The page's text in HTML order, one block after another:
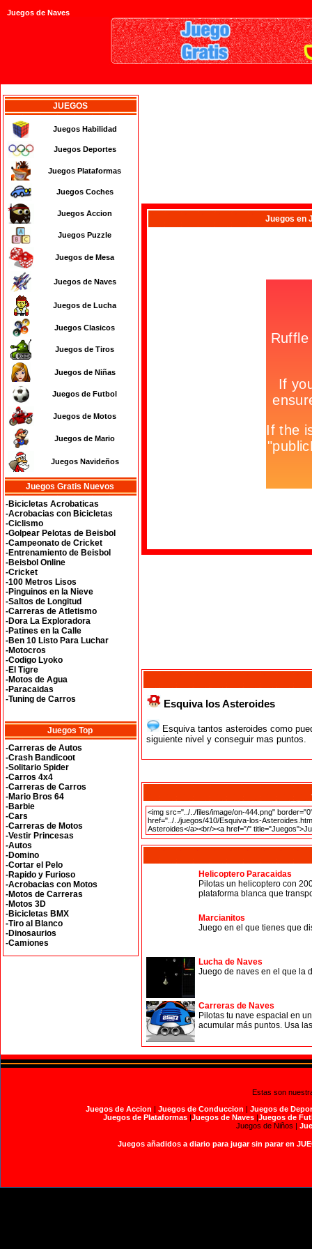
Juegos de Naves
JUEGOS
Juegos Habilidad
Juegos Deportes
Juegos Plataformas
Juegos Coches
Juegos Accion
Juegos Puzzle
Juegos de Mesa
Juegos de Naves
Juegos de Lucha
Juegos Clasicos
Juegos de Tiros
Juegos de Niñas
Juegos de Futbol
Juegos de Motos
Juegos de Mario
Juegos Navideños
Juegos Gratis Nuevos
-Bicicletas Acrobaticas
-Acrobacias con Bicicletas
-Ciclismo
-Golpear Pelotas de Beisbol
-Campeonato de Cricket
-Entrenamiento de Beisbol
-Beisbol Online
-Cricket
-100 Metros Lisos
-Pinguinos en la Nieve
-Saltos de Longitud
-Carreras de Atletismo
-Dora La Exploradora
-Patines en la Calle
-Ben 10 Listo Para Luchar
-Motocros
-Codigo Lyoko
-El Tigre
-Motos de Agua
-Paracaidas
-Tuning de Carros
Juegos Top
-Carreras de Autos
-Crash Bandicoot
-Solitario Spider
-Carros 4x4
-Carreras de Carros
-Mario Bros 64
-Barbie
-Cars
-Carreras de Motos
-Vestir Princesas
-Autos
-Domino
-Cortar el Pelo
-Rapido y Furioso
-Acrobacias con Motos
-Motos de Carreras
-Motos 3D
-Bicicletas BMX
-Tiro al Blanco
-Dinosaurios
-Camiones
Juegos en
Esquiva los Asteroides
Esquiva tantos asteroides como
siguiente nivel y conseguir mas puntos.
Helicoptero Paracaidas
Pilotas un helicoptero con
plataforma blanca que
Marcianitos
Juego en el que tienes que
Lucha de Naves
Juego de naves en el que la
Carreras de Naves
Pilotas tu nave espacial en
acumular más puntos. Usa
Estas son
Juegos de Accion | Juegos de Conduccion | Juegos de
Juegos de Plataformas|Juegos de Naves|Juegos de
Juegos de Niños |
Juegos añadidos a diario para jugar sin parar en